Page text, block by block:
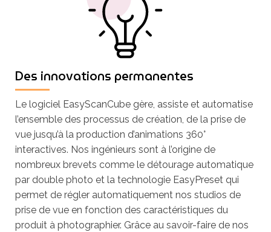
Des innovations permanentes
Le logiciel EasyScanCube gère, assiste et automatise
l’ensemble des processus de création, de la prise de
vue jusqu’à la production d’animations 360°
interactives. Nos ingénieurs sont à l’origine de
nombreux brevets comme le détourage automatique
par double photo et la technologie EasyPreset qui
permet de régler automatiquement nos studios de
prise de vue en fonction des caractéristiques du
produit à photographier. Grâce au savoir-faire de nos